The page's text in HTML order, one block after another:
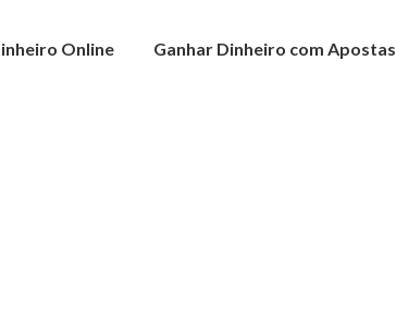
Online Ganhar Dinheiro com Apostas